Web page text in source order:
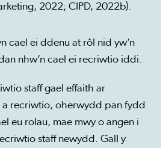
2022; CIPD, 2022b).
cael ei ddenu at rôl nid yw’n
nhw’n cael ei recriwtio iddi.
staff gael effaith ar
recriwtio, oherwydd pan fydd
eu rolau, mae mwy o angen i
staff newydd. Gall y